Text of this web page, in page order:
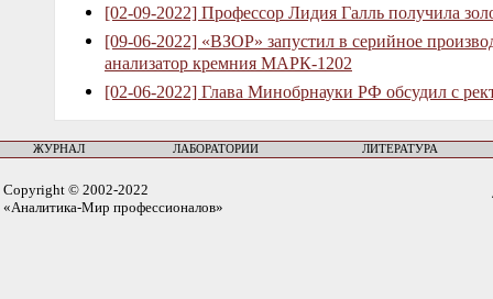
[02-09-2022] Профессор Лидия Галль получила
[09-06-2022] «ВЗОР» запустил в серийное
анализатор кремния МАРК-1202
[02-06-2022] Глава Минобрнауки РФ обсудил с
ЖУРНАЛ ЛАБОРАТОРИИ ЛИТЕРАТУРА
Copyright © 2002-2022
«Аналитика-Мир профессионалов»